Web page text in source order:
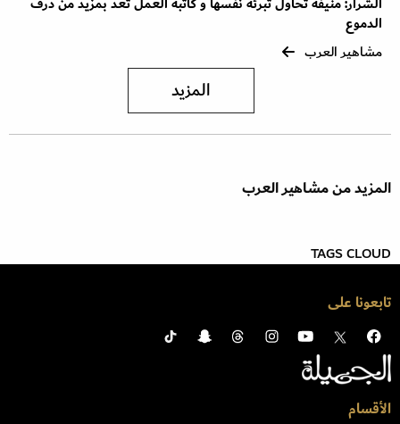
الدموع
مشاهير العرب
المزيد
المزيد من مشاهير العرب
TAGS CLOUD
تابعونا على
الأقسام